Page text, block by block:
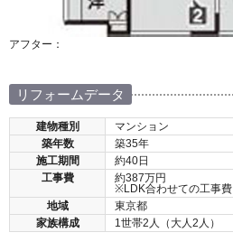
アフター：
リフォームデータ
建物種別
マンション
築年数
築35年
施工期間
約40日
工事費
約387万円
※LDK合わせての工事費
地域
東京都
家族構成
1世帯2人（大人2人）